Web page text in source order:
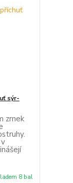
sýr-
zrnek
8 bal